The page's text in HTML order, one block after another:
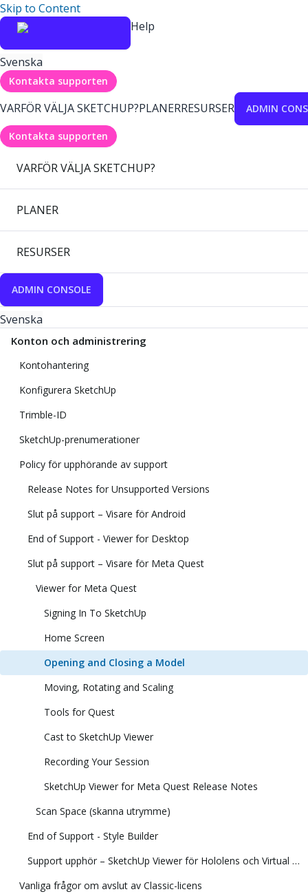
Skip to Content
Help
Svenska
Kontakta supporten
VARFÖR VÄLJA SKETCHUP?PLANERRESURSER ADMIN
Kontakta supporten
VARFÖR VÄLJA SKETCHUP?
PLANER
RESURSER
ADMIN CONSOLE
Svenska
Konton och administrering
Kontohantering
Konfigurera SketchUp
Trimble-ID
SketchUp-prenumerationer
Policy för upphörande av support
Release Notes for Unsupported Versions
Slut på support – Visare för Android
End of Support - Viewer for Desktop
Slut på support – Visare för Meta Quest
Viewer for Meta Quest
Signing In To SketchUp
Home Screen
Opening and Closing a Model
Moving, Rotating and Scaling
Tools for Quest
Cast to SketchUp Viewer
Recording Your Session
SketchUp Viewer for Meta Quest Release Notes
Scan Space (skanna utrymme)
End of Support - Style Builder
Support upphör – SketchUp Viewer för Hololens och Virtual Reality
Vanliga frågor om avslut av Classic-licens